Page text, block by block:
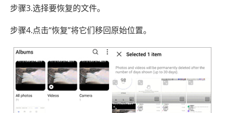
步骤3.选择要恢复的文件。
步骤4.点击“恢复”将它们移回原始位置。